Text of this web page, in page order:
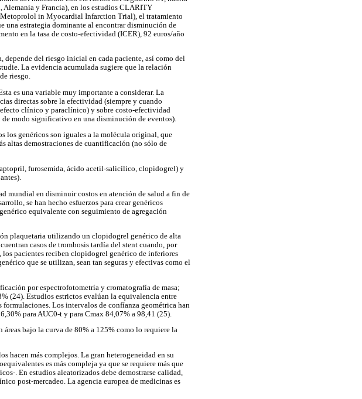
Alemania y Francia), en los estudios CLARITY
in Myocardial Infarction Trial), el tratamiento
una estrategia dominante al encontrar disminución de
en la tasa de costo-efectividad (ICER), 92 euros/año
del riesgo inicial en cada paciente, así como del
La evidencia acumulada sugiere que la relación
riesgo.
es una variable muy importante a considerar. La
directas sobre la efectividad (siempre y cuando
clínico y paraclínico) y sobre costo-efectividad
modo significativo en una disminución de eventos).
los genéricos son iguales a la molécula original, que
altas demostraciones de cuantificación (no sólo de
furosemida, ácido acetil-salicílico, clopidogrel) y
mundial en disminuir costos en atención de salud a fin de
se han hecho esfuerzos para crear genéricos
equivalente con seguimiento de agregación
plaquetaria utilizando un clopidogrel genérico de alta
casos de trombosis tardía del stent cuando, por
los pacientes reciben clopidogrel genérico de inferiores
que se utilizan, sean tan seguras y efectivas como el
por espectrofotometría y cromatografía de masa;
(24). Estudios estrictos evalúan la equivalencia entre
Los intervalos de confíanza geométrica han
para AUC0-t y para Cmax 84,07% a 98,41 (25).
bajo la curva de 80% a 125% como lo requiere la
hacen más complejos. La gran heterogeneidad en su
es más compleja ya que se requiere más que
. En estudios aleatorizados debe demostrarse calidad,
post-mercadeo. La agencia europea de medicinas es